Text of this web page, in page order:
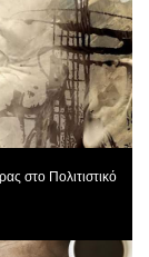
στο Πολιτιστικό